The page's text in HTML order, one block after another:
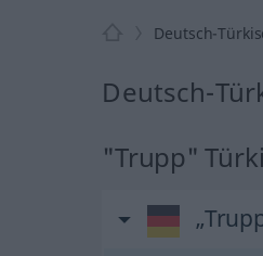
Deutsch-
Deutsch-
"Trupp"